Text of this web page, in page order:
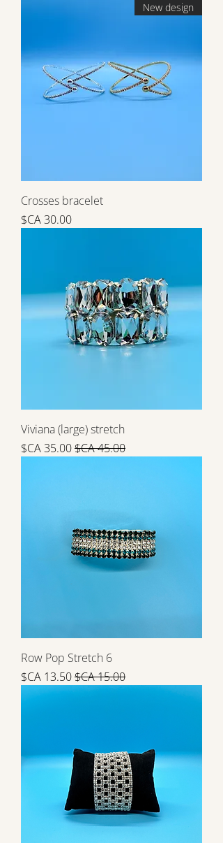
New design
Crosses bracelet
السعر
Viviana (large) stretch
سعر عادي سعر البيع
6 Row Pop Stretch
سعر عادي سعر البيع